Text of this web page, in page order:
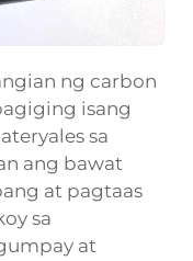
ng carbon
isang
sa
ang bawat
at pagtaas
sa
at